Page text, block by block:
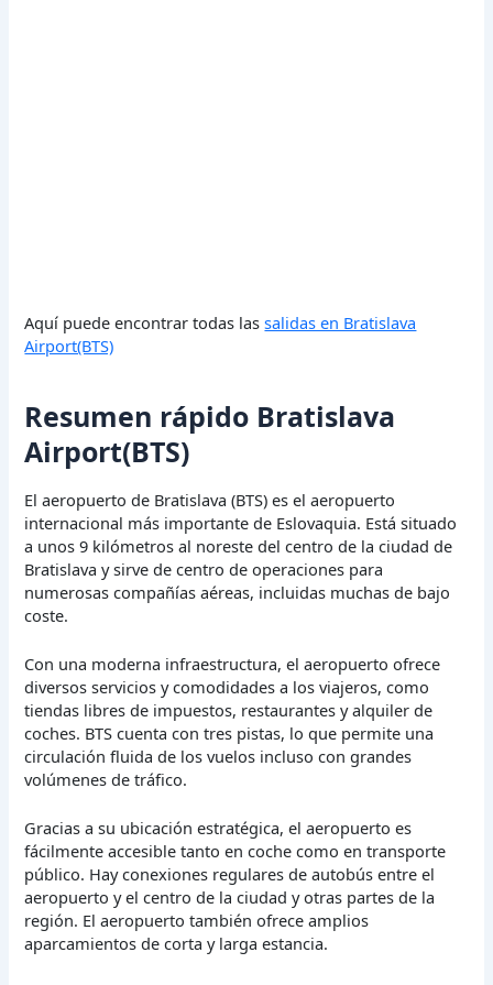
Aquí puede encontrar todas lassalidas en Bratislava
Airport(BTS)
Resumen rápido Bratislava
Airport(BTS)
El aeropuerto de Bratislava (BTS) es el aeropuerto
internacional más importante de Eslovaquia. Está situado
a unos 9 kilómetros al noreste del centro de la ciudad de
Bratislava y sirve de centro de operaciones para
numerosas compañías aéreas, incluidas muchas de bajo
coste.
Con una moderna infraestructura, el aeropuerto ofrece
diversos servicios y comodidades a los viajeros, como
tiendas libres de impuestos, restaurantes y alquiler de
coches. BTS cuenta con tres pistas, lo que permite una
circulación fluida de los vuelos incluso con grandes
volúmenes de tráfico.
Gracias a su ubicación estratégica, el aeropuerto es
fácilmente accesible tanto en coche como en transporte
público. Hay conexiones regulares de autobús entre el
aeropuerto y el centro de la ciudad y otras partes de la
región. El aeropuerto también ofrece amplios
aparcamientos de corta y larga estancia.